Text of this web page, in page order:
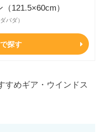
121.5×60cm）
バダ）
探す
すめギア・ウインドス